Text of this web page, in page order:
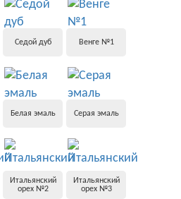
Седой дуб Венге №1
Белая эмаль Серая эмаль
Итальянский
орех №2
Итальянский
орех №3